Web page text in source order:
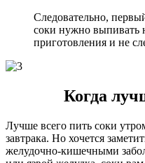
Следовательно,
соки нужно выпивать
приготовления и не
Когда
Лучше всего пить соки
завтрака. Но хочется
желудочно-кишечными